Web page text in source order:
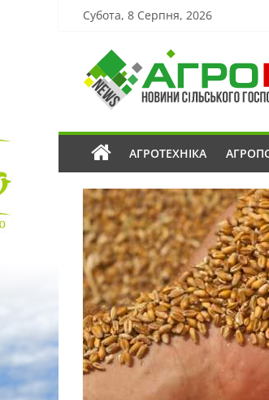
Субота, 8 Серпня, 2026
АГРОТЕХНІКА